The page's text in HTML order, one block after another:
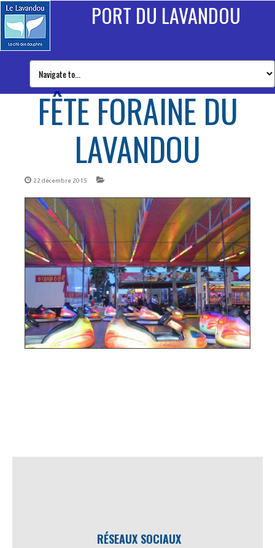
PORT DU LAVANDOU
FÊTE FORAINE DU
LAVANDOU
22 décembre 2015
RÉSEAUX SOCIAUX